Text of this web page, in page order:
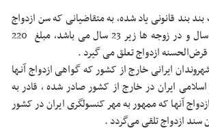
حسب بند بند قانونی یاد شده، به متقاضیانی که سن ازدواج
آنها در زوج ها زیر 25 سال و در زوجه ها زیر 23 سال می باشد، مبلغ 220
ازدواج تعلق می گیرد .
شهروندان ایرانی خارج از کشور که گواهی ازدواج آنـها
ایران در خارج از کشور صادر شده ، قادر به
آنها که ممهور به مهر کنسولگری ایران در کشور
سند ازدواج تلقی می‌گردد .